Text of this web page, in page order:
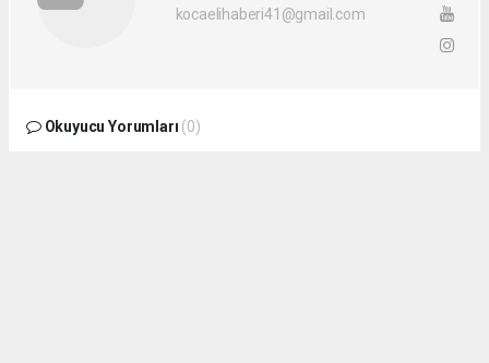
kocaelihaberi41@gmail.com
Okuyucu Yorumları (0)